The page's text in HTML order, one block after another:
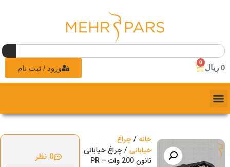
ریال
0
ورود / ثبت نام
خانه/چراغ
خیابانی/ چراغ خیابانی
تانون 200 وات – PR
0 نظر